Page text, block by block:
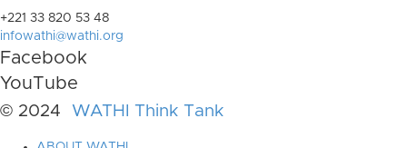
+221 33 820 53 48
infowathi@wathi.org
Facebook
YouTube
© 2024 WATHI Think Tank